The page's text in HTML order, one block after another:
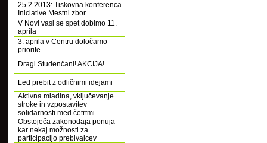
25.2.2013: Tiskovna konferenca
Iniciative Mestni zbor
V Novi vasi se spet dobimo 11.
aprila
3. aprila v Centru določamo
priorite
Dragi Studenčani! AKCIJA!
Led prebit z odličnimi idejami
Aktivna mladina, vključevanje
stroke in vzpostavitev
solidarnosti med četrtmi
Obstoječa zakonodaja ponuja
kar nekaj možnosti za
participacijo prebivalcev